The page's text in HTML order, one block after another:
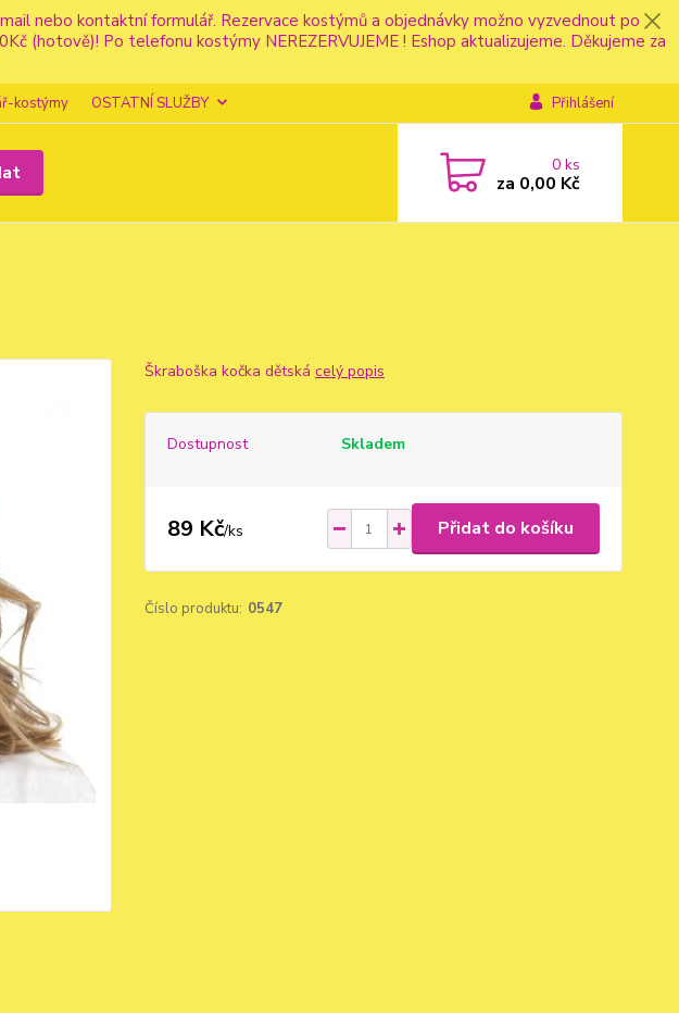
nebo kontaktní formulář. Rezervace kostýmů a objednávky možno vyzvednout po
(hotově)! Po telefonu kostýmy NEREZERVUJEME ! Eshop aktualizujeme. Děkujeme za
kostýmy OSTATNÍ SLUŽBY Přihlášení
0ks
za 0,00 Kč
Škraboška kočka dětská celý popis
Dostupnost Skladem
89 Kč/ks Přidat do košíku
Číslo produktu: 0547